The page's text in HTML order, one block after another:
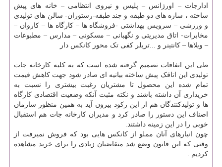
ادارجات – اورژانس – پلیس و نیروی انتظامی – خانه های پیش
ساخته ، سازه های دو طبقه و چند طبقه-رستوران- سالن های تولیدی
و ورزشی – سرویس بهداشتی -فروشگاه ها – کارگاه ها – کاروان –
مخابرات- اتاق مدیریتی و نگهبانی – مسکونی – مدارس – مطبوعات
– ویلاها – کانتینر و ...تریلر کفی تک محور کانکس دار
طی این اتفاقات تصمیم گرفته شده است که به کلیه کارخانه جات
تولیدی این اتاقک پیش ساخته بیانیه ای صادر شود جهت کاهش قیمت
تمام شده این محصول تا مشتریان رغبت بیشتری را نسبت به
خریداری آن داشته باشند و نکته مثبت آنکه وضعیت اقتصادی کارگاه
ها و تولیدکنندگان هم از این رکود بیرون آید به همین منظور سازمان
اصناف این دستور را صادر کرد و مدیران کارخانه جات هم استقبال
خوبی را در این زمینه داشتند.
چون انبارهای آنان مملو از کانکس هایی بود که فروش نمیرفت از
وقتی که این قانون وضع شد متقاضیان زیادی را برای خرید مشاهده
کردیم .